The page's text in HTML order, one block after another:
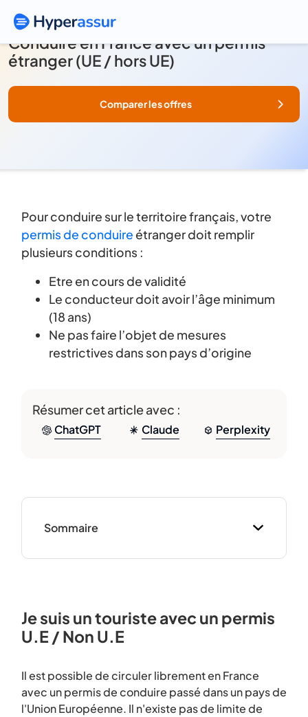
Conduire en France avec un permis
étranger (UE / hors UE)
Comparer les offres
Pour conduire sur le territoire français, votre
permis de conduire étranger doit remplir
plusieurs conditions :
Etre en cours de validité
Le conducteur doit avoir l’âge minimum
(18 ans)
Ne pas faire l’objet de mesures
restrictives dans son pays d’origine
Résumer cet article avec :
ChatGPT Claude Perplexity
Sommaire
Je suis un touriste avec un permis
U.E / Non U.E
Il est possible de circuler librement en France
avec un permis de conduire passé dans un pays de
l'Union Européenne. Il n'existe pas de limite de